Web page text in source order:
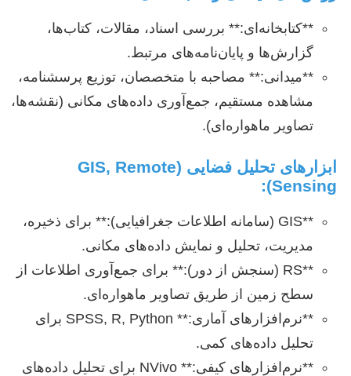
**کتابخانه‌ای:** بررسی اسناد، مقالات، کتاب‌ها،
گزارش‌ها و پایان‌نامه‌های مرتبط.
**میدانی:** مصاحبه با متخصصان، توزیع پرسشنامه،
مشاهده مستقیم، جمع‌آوری داده‌های مکانی (نقشه‌ها،
تصاویر ماهواره‌ای).
ابزارهای تحلیل فضایی (GIS, Remote
Sensing):
**GIS (سامانه اطلاعات جغرافیایی):** برای ذخیره،
مدیریت، تحلیل و نمایش داده‌های مکانی.
**RS (سنجش از دور):** برای جمع‌آوری اطلاعات از
سطح زمین از طریق تصاویر ماهواره‌ای.
**نرم‌افزارهای آماری:** SPSS, R, Python برای
تحلیل داده‌های کمی.
**نرم‌افزارهای کیفی:** NVivo برای تحلیل داده‌های